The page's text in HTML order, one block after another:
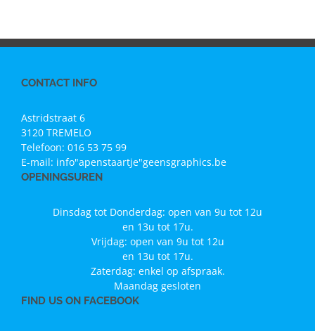
CONTACT INFO
Astridstraat 6
3120 TREMELO
Telefoon: 016 53 75 99
E-mail: info"apenstaartje"geensgraphics.be
OPENINGSUREN
Dinsdag tot Donderdag: open van 9u tot 12u
en 13u tot 17u.
Vrijdag: open van 9u tot 12u
en 13u tot 17u.
Zaterdag: enkel op afspraak.
Maandag gesloten
FIND US ON FACEBOOK